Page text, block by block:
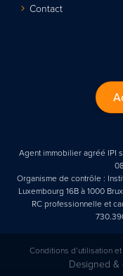
Contact
Agent immobilier agréé IPI
Organisme de contrôle :
Luxembourg 16B à 1000
RC professionnelle et
Conditions d’utilisation
Designed